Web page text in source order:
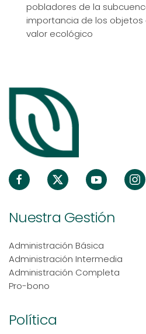
pobladores de la
importancia de los objetos
valor ecológico
Nuestra Gestión
Administración Básica
Administración Intermedia
Administración Completa
Pro-bono
Política